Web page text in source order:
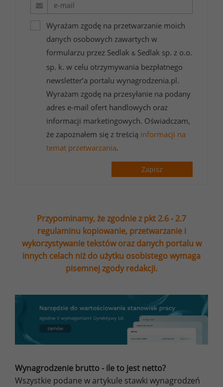
Wyrażam zgodę na przetwarzanie moich
danych osobowych zawartych w
formularzu przez Sedlak & Sedlak sp. z o.o.
sp. k. w celu otrzymywania bezpłatnego
newsletter’a portalu wynagrodzenia.pl.
Wyrażam zgodę na przesyłanie na podany
adres e-mail ofert handlowych oraz
informacji marketingowych. Oświadczam,
że zapoznałem się z treścią informacji na
temat przetwarzania.
Zapisz
Przypominamy, że zgodnie z pkt 2.6 - 2.7
regulaminu kopiowanie, przetwarzanie i
wykorzystywanie tekstów oraz danych portalu w
innych celach niż do użytku osobistego wymaga
pisemnej zgody redakcji.
Wynagrodzenie brutto - ile to jest netto?
Wszystkie podane w artykule stawki wynagrodzeń